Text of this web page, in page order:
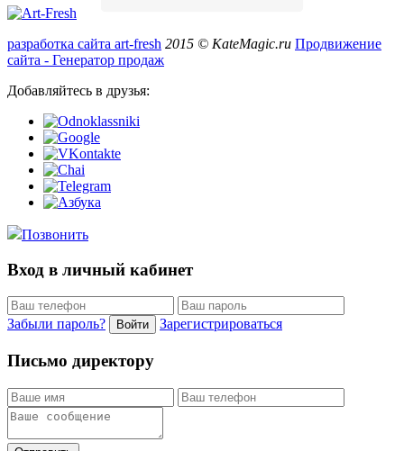
разработка сайта art-fresh 2015 © KateMagic.ru Продвижение
сайта - Генератор продаж
Добавляйтесь в друзья:
Позвонить
Вход в личный кабинет
Забыли пароль? Войти Зарегистрироваться
Письмо директору